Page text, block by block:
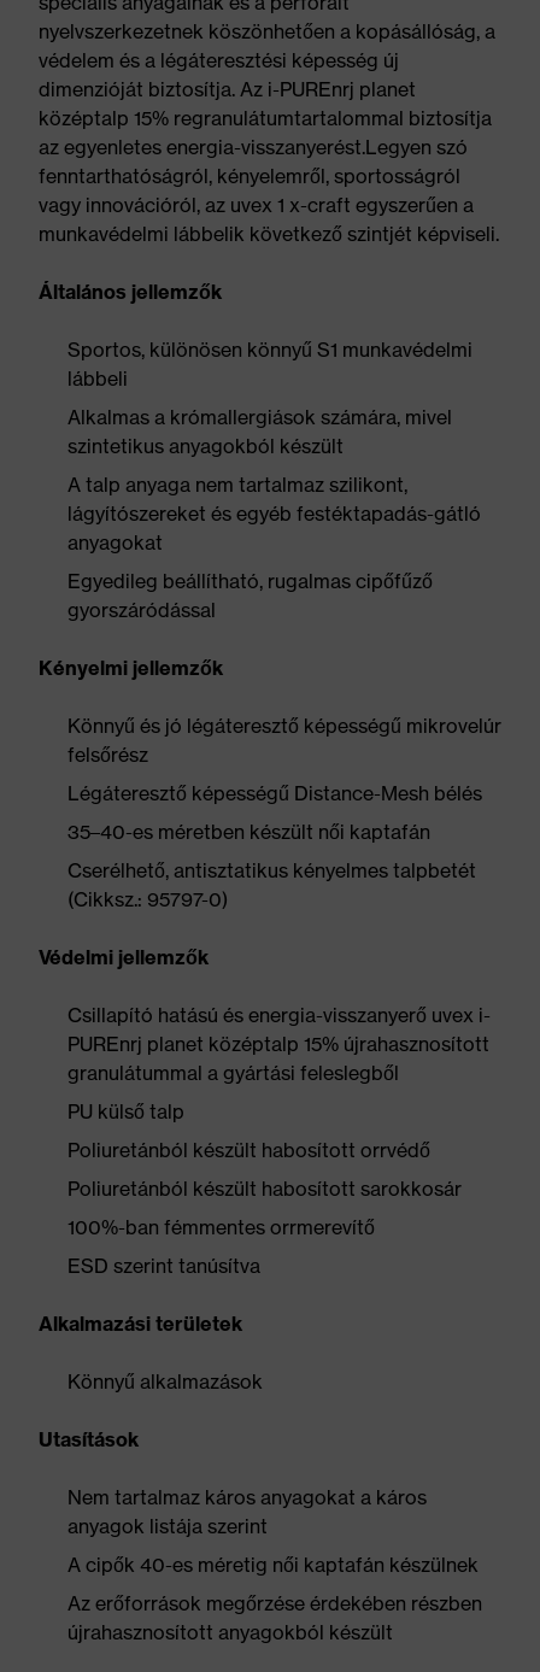
nyelvszerkezetnek köszönhetően a kopásállóság, a
védelem és a légáteresztési képesség új
dimenzióját biztosítja. Az i-PUREnrj planet
középtalp 15% regranulátumtartalommal biztosítja
az egyenletes energia-visszanyerést.Legyen szó
fenntarthatóságról, kényelemről, sportosságról
vagy innovációról, az uvex 1 x-craft egyszerűen a
munkavédelmi lábbelik következő szintjét képviseli.
Általános jellemzők
Sportos, különösen könnyű S1 munkavédelmi
lábbeli
Alkalmas a krómallergiások számára, mivel
szintetikus anyagokból készült
A talp anyaga nem tartalmaz szilikont,
lágyítószereket és egyéb festéktapadás-gátló
anyagokat
Egyedileg beállítható, rugalmas cipőfűző
gyorszáródással
Kényelmi jellemzők
Könnyű és jó légáteresztő képességű mikrovelúr
felsőrész
Légáteresztő képességű Distance-Mesh bélés
35–40-es méretben készült női kaptafán
Cserélhető, antisztatikus kényelmes talpbetét
(Cikksz.: 95797-0)
Védelmi jellemzők
Csillapító hatású és energia-visszanyerő uvex i-
PUREnrj planet középtalp 15% újrahasznosított
granulátummal a gyártási feleslegből
PU külső talp
Poliuretánból készült habosított orrvédő
Poliuretánból készült habosított sarokkosár
100%-ban fémmentes orrmerevítő
ESD szerint tanúsítva
Alkalmazási területek
Könnyű alkalmazások
Utasítások
Nem tartalmaz káros anyagokat a káros
anyagok listája szerint
A cipők 40-es méretig női kaptafán készülnek
Az erőforrások megőrzése érdekében részben
újrahasznosított anyagokból készült